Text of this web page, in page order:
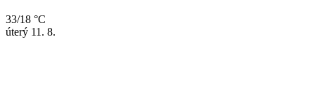
33/18 °C
úterý 11. 8.